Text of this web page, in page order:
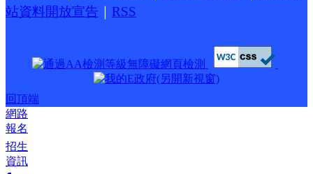
站資料開放宣告
RSS
回頂端
網路
報名
招生
資訊